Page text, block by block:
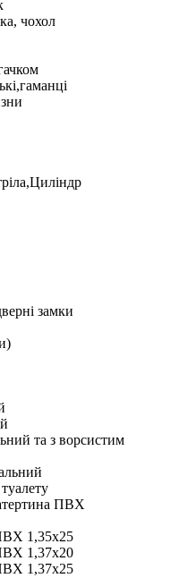
чохол
замки
та з ворсистим
ПВХ
1,35х25
1,37х20
1,37х25